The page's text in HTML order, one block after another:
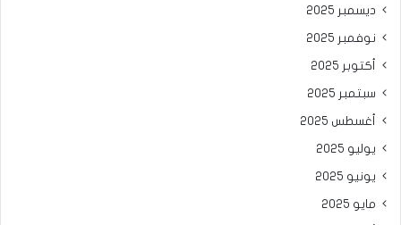
ديسمبر 2025
نوفمبر 2025
أكتوبر 2025
سبتمبر 2025
أغسطس 2025
يوليو 2025
يونيو 2025
مايو 2025